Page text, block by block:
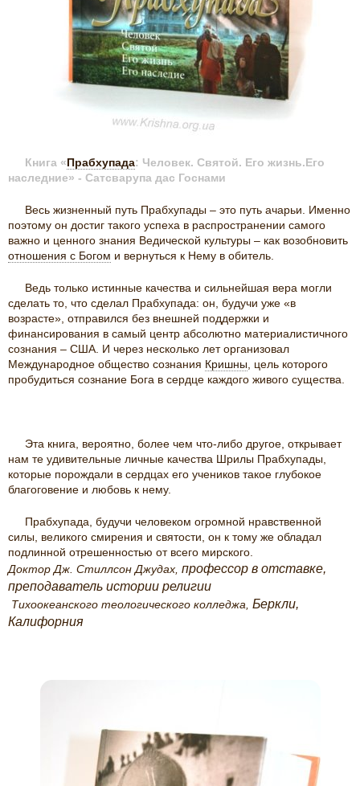
Книга «Прабхупада: Человек. Святой. Его жизнь.Его
наследние» - Сатсварупа дас Госнами
Весь жизненный путь Прабхупады – это путь ачарьи. Именно
поэтому он достиг такого успеха в распространении самого
важно и ценного знания Ведической культуры – как возобновить
отношения с Богом и вернуться к Нему в обитель.
Ведь только истинные качества и сильнейшая вера могли
сделать то, что сделал Прабхупада: он, будучи уже «в
возрасте», отправился без внешней поддержки и
финансирования в самый центр абсолютно материалистичного
сознания – США. И через несколько лет организовал
Международное общество сознания Кришны , цель которого
пробудиться сознание Бога в сердце каждого живого существа.
Эта книга, вероятно, более чем что-либо другое, открывает
нам те удивительные личные качества Шрилы Прабхупады,
которые порождали в сердцах его учеников такое глубокое
благоговение и любовь к нему.
Прабхупада, будучи человеком огромной нравственной
силы, великого смирения и святости, он к тому же обладал
подлинной отрешенностью от всего мирского.
Доктор Дж. Стиллсон Джудах, профессор в отставке,
преподаватель истории религии
Тихоокеанского теологического колледжа, Беркли,
Калифорния